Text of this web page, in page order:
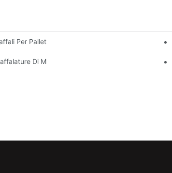
Per Pallet Persunalizati: Adattà I Vostri Bisogni
Di Magazzini: Ciò Chì Cercà